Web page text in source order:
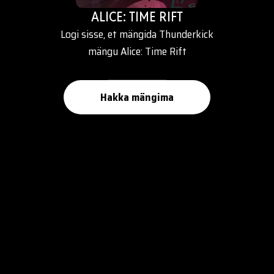
ALICE: TIME RIFT
Logi sisse, et mängida Thunderkick
mängu Alice: Time Rift
Hakka mängima